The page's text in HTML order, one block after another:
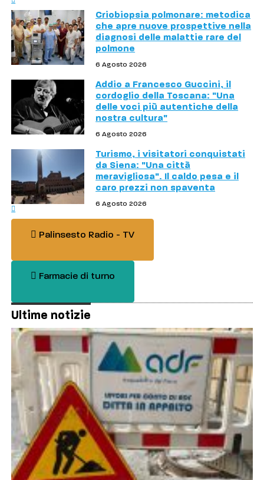
Criobiopsia polmonare: metodica
che apre nuove prospettive nella
diagnosi delle malattie rare del
polmone
6 Agosto 2026
Addio a Francesco Guccini, il
cordoglio della Toscana: "Una
delle voci più autentiche della
nostra cultura"
6 Agosto 2026
Turismo, i visitatori conquistati
da Siena: "Una città
meravigliosa". Il caldo pesa e il
caro prezzi non spaventa
6 Agosto 2026
Palinsesto Radio - TV
Farmacie di turno
Ultime notizie